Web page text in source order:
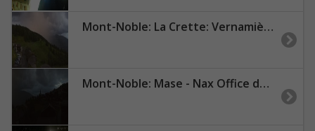
Mont-Noble: La Crette: Vernamiège Village - Nax Office du Tourisme
Mont-Noble: Mase - Nax Office de Tourisme